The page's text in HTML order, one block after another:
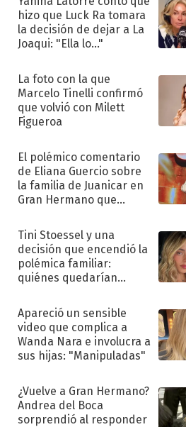
hizo que Luck Ra tomara
la decisión de dejar a La
Joaqui: "Ella lo..."
La foto con la que
Marcelo Tinelli confirmó
que volvió con Milett
Figueroa
El polémico comentario
de Eliana Guercio sobre
la familia de Juanicar en
Gran Hermano que
Tini Stoessel y una
decisión que encendió la
polémica familiar:
quiénes quedarían
Apareció un sensible
video que complica a
Wanda Nara e involucra a
sus hijas: "Manipuladas"
¿Vuelve a Gran Hermano?
Andrea del Boca
sorprendió al responder